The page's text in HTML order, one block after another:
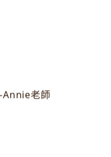
老師